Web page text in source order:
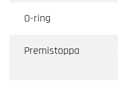
O-ring
Premistoppa